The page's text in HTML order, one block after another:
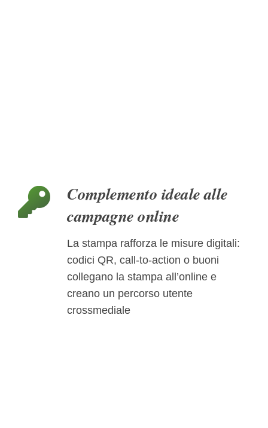
Complemento ideale alle
campagne online
La stampa rafforza le misure digitali:
codici QR, call-to-action o buoni
collegano la stampa all’online e
creano un percorso utente
crossmediale